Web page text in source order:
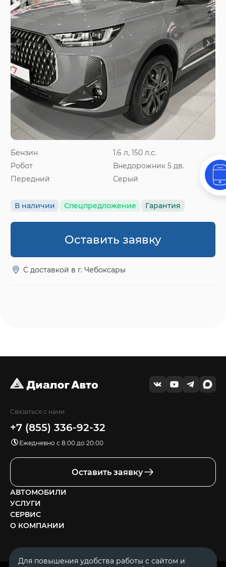
Бензин
1.6 л, 150 л.с.
Робот
Внедорожник 5 дв.
Передний
Серый
В наличии Спецпредложение Гарантия
Оставить заявку
С доставкой в г. Чебоксары
Связаться с нами
+7 (855) 336-92-32
Ежедневно с 8:00 до 20:00
Оставить заявку
АВТОМОБИЛИ
УСЛУГИ
СЕРВИС
О КОМПАНИИ
Для повышения удобства работы с сайтом и